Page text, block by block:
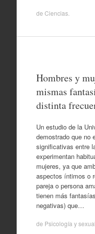
de Ciencias.
Hombres y
mismas
distinta
Un estudio de la
demostrado que no
significativas entre
experimentan
mujeres, ya que
aspectos íntimos o
pareja o persona
tienen más
negativas) que…
de Psicología y